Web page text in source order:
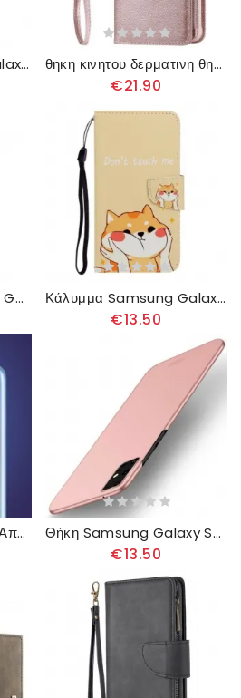
Κάλυμμα Samsung Galaxy S20 Plus / S20 Plus 5G Ανθισμένο Δέντρο θηκη κινητου δερματινη θηκη Samsung Galaxy S20 Plus / S20 Plus 5G πορτοφολι Αποσπώμενο Πορτοφόλι
€21.90
θηκη κινητου Samsung Galaxy S20 Plus / S20 Plus 5G Θήκη Flip Κερωμένο Ψεύτικο Δέρμα Κάλυμμα Samsung Galaxy S20 Plus / S20 Plus 5G Γάτα Μην Με Αγγίζεις
€13.50
Προστατευτικός Φακός Από Γυαλί Για Samsung Galaxy S20 Plus / S20 Plus 5G Hat Prince Θήκη Samsung Galaxy S20 Plus / S20 Plus 5G Mofi
€13.50